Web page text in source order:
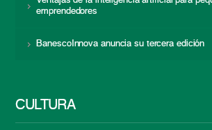
emprendedores
BanescoInnova anuncia su tercera edición
CULTURA